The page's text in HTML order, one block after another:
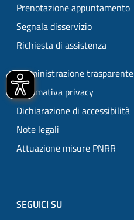
Prenotazione appuntamento
Segnala disservizio
Richiesta di assistenza
Amministrazione trasparente
Informativa privacy
Dichiarazione di accessibilità
Note legali
Attuazione misure PNRR
SEGUICI SU